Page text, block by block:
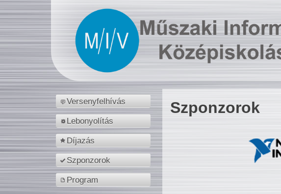
Versenyfelhívás
Lebonyolítás
Díjazás
Szponzorok
Program
Szponzorok